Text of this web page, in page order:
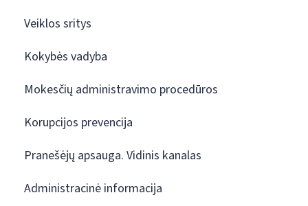
Veiklos sritys
Kokybės vadyba
Mokesčių administravimo procedūros
Korupcijos prevencija
Pranešėjų apsauga. Vidinis kanalas
Administracinė informacija